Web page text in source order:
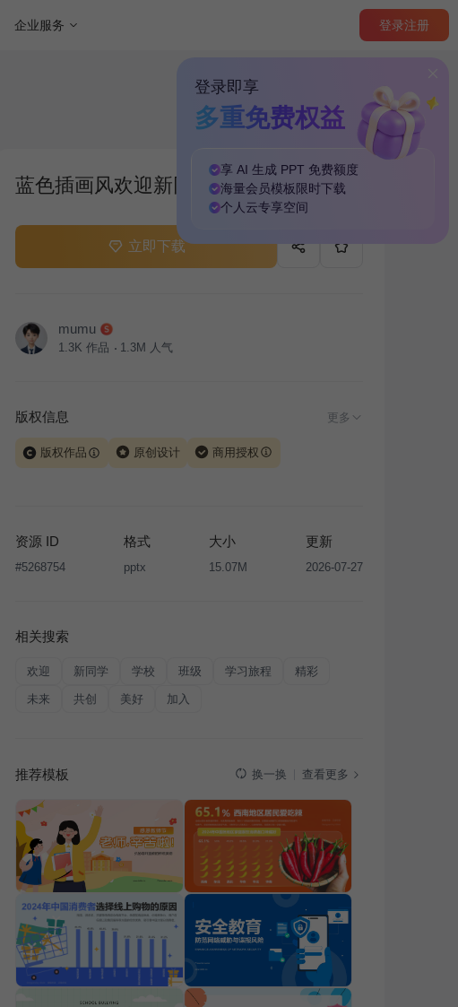
企业服务 登录注册
登录即享
多重免费权益
享 AI 生成 PPT 免费额度
海量会员模板 限时下载
个人云专享空间
蓝色插画风欢迎新同学PPT模板
立即下载
mumu
1.3K 作品 1.3M 人气
版权信息 更多
版权作品 原创设计 商用授权
让、出售或出租，未经投权许可任何人不得擅自转载和分发，否则
将接照我国著作权法的相关规定承担相应法律责任。
资源 ID
#5268754
格式
pptx
大小
15.07M
更新
2026-07-27
相关搜索
欢迎 新同学 学校 班级 学习旅程 精彩
未来 共创 美好 加入
推荐模板 换一换 查看更多